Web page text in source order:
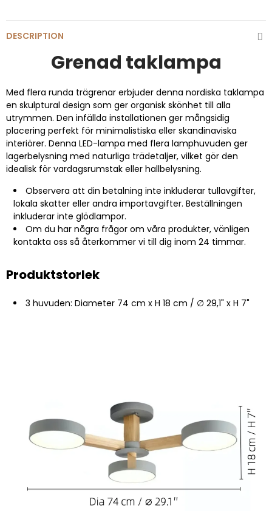
DESCRIPTION
Grenad taklampa
Med flera runda trägrenar erbjuder denna nordiska taklampa
en skulptural design som ger organisk skönhet till alla
utrymmen. Den infällda installationen ger mångsidig
placering perfekt för minimalistiska eller skandinaviska
interiörer. Denna LED-lampa med flera lamphuvuden ger
lagerbelysning med naturliga trädetaljer, vilket gör den
idealisk för vardagsrumstak eller hallbelysning.
Observera att din betalning inte inkluderar tullavgifter,
lokala skatter eller andra importavgifter. Beställningen
inkluderar inte glödlampor.
Om du har några frågor om våra produkter, vänligen
kontakta oss så återkommer vi till dig inom 24 timmar.
Produktstorlek
3 huvuden: Diameter 74 cm x H 18 cm / ∅ 29,1" x H 7"